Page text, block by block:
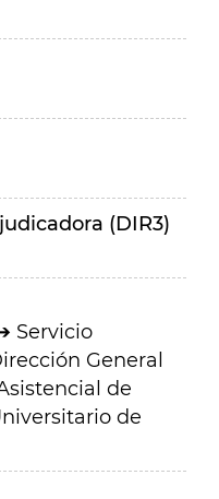
(DIR3)
Servicio
General
de
de